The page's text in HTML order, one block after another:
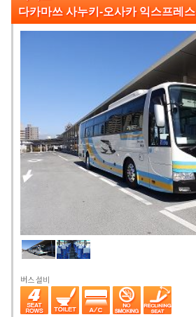
다카마쓰 사누키-오사카 익스프레스
버스 설비